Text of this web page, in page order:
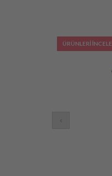
ÜRÜNLERİ İNCELE